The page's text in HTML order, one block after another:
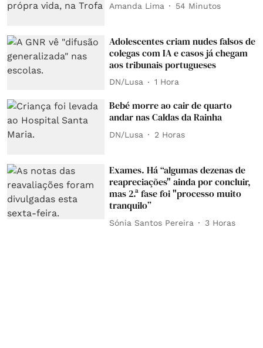
Amanda Lima 54 Minutos
Adolescentes criam nudes falsos de
colegas com IA e casos já chegam
aos tribunais portugueses
DN/Lusa 1 Hora
Bebé morre ao cair de quarto
andar nas Caldas da Rainha
DN/Lusa 2 Horas
Exames. Há “algumas dezenas de
reapreciações" ainda por concluir,
mas 2.ª fase foi "processo muito
tranquilo”
Sónia Santos Pereira 3 Horas